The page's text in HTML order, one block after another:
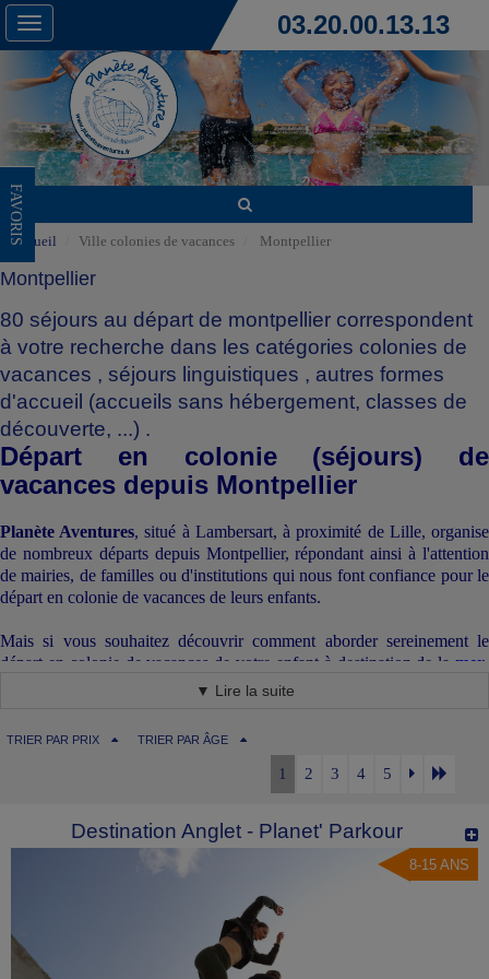
Toggle
navigation
03.20.00.13.13
FAVORIS
Accueil Ville colonies de vacances Montpellier
Montpellier
80 séjours au départ de montpellier correspondent
à votre recherche dans les catégories colonies de
vacances , séjours linguistiques , autres formes
d'accueil (accueils sans hébergement, classes de
découverte, ...) .
Départ en colonie (séjours) de
vacances depuis Montpellier
Planète Aventures, situé à Lambersart, à proximité de Lille, organise
de nombreux départs depuis Montpellier, répondant ainsi à l'attention
de mairies, de familles ou d'institutions qui nous font confiance pour le
départ en colonie de vacances de leurs enfants.
Mais si vous souhaitez découvrir comment aborder sereinement le
départ en colonie de vacances de votre enfant à destination de la mer
montagneou del'étranger
Nos lieux de rassemblement à Montpellier
Gare Montpellier Saint-Roch
are Montpellier Sud de France , gare TGV à l’extérieur de la
.
Les départs en colonie de vacances depuis Montpellier se font soit
Montpellier Saint-Roch
arriver ponctuellement qu'un départ (ou un retour) ait lieu à la gare de
Montpellier Sud de France
Ce renseignement est donné dans la convocation de départ. Quelle que
▼ Lire la suite
TRIER PAR PRIX TRIER PAR ÂGE
1 2 3 4 5
Destination Anglet - Planet' Parkour
8-15 ANS